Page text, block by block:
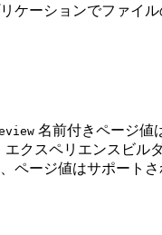
ケーションでファイ
名前付きページ値
クスペリエンスビル
ページ値はサポートさ